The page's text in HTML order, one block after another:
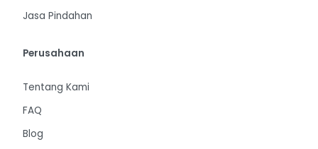
Jasa Pindahan
Perusahaan
Tentang Kami
FAQ
Blog